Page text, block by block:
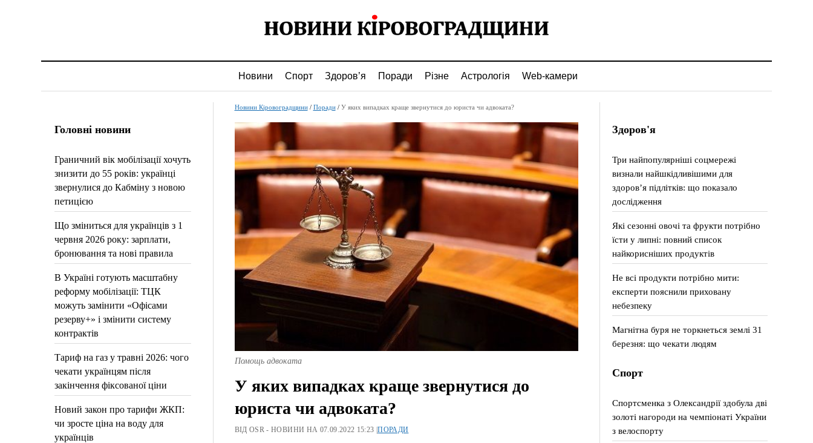
Новини Спорт Здоров’я Поради Різне Астрологія Web-камери
Головні новини
Граничний вік мобілізації хочуть
знизити до 55 років: українці
звернулися до Кабміну з новою
петицією
Що зміниться для українців з 1
червня 2026 року: зарплати,
бронювання та нові правила
В Україні готують масштабну
реформу мобілізації: ТЦК
можуть замінити «Офісами
резерву+» і змінити систему
контрактів
Тариф на газ у травні 2026: чого
чекати українцям після
закінчення фіксованої ціни
Новий закон про тарифи ЖКП:
чи зросте ціна на воду для
українців
Новини Кіровоградщини/ Поради/ У яких випадках краще звернутися до юриста чи адвоката?
Помощь адвоката
У яких випадках краще звернутися до
юриста чи адвоката?
ВІД OSR - НОВИНИ НА 07.09.2022 15:23 |ПОРАДИ
Здоров'я
Три найпопулярніші соцмережі
визнали найшкідливішими для
здоров’я підлітків: що показало
дослідження
Які сезонні овочі та фрукти потрібно
їсти у липні: повний список
найкорисніших продуктів
Не всі продукти потрібно мити:
експерти пояснили приховану
небезпеку
Магнітна буря не торкнеться землі 31
березня: що чекати людям
Спорт
Спортсменка з Олександрії здобула дві
золоті нагороди на чемпіонаті України
з велоспорту